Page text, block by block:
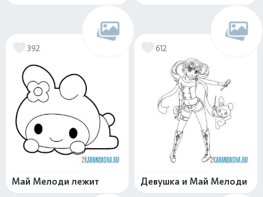
392
Май Мелоди лежит
612
Девушка и Май Мелоди